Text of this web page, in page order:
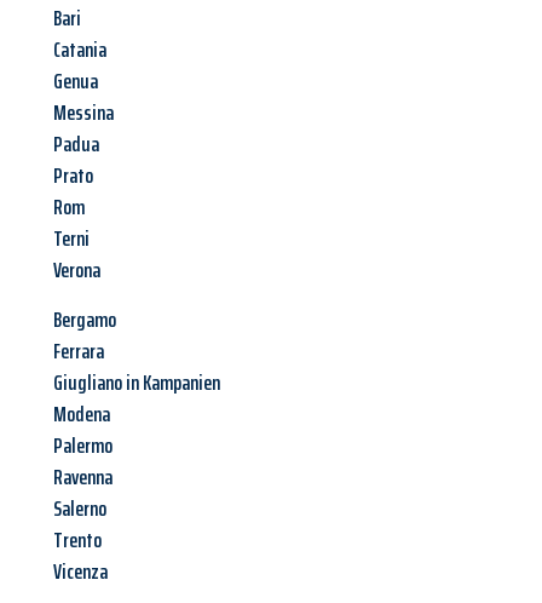
Bari
Catania
Genua
Messina
Padua
Prato
Rom
Terni
Verona
Bergamo
Ferrara
Giugliano in Kampanien
Modena
Palermo
Ravenna
Salerno
Trento
Vicenza